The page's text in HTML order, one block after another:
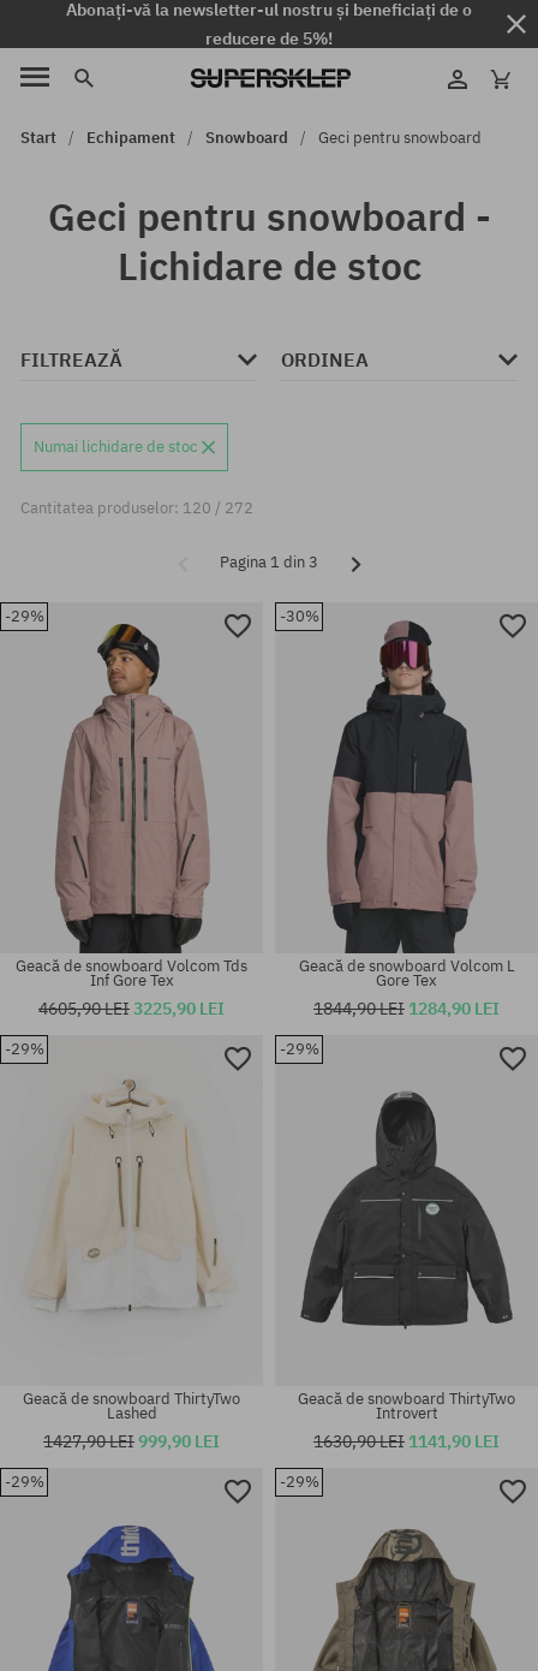
Abonați-vă la newsletter-ul nostru și beneficiați de o
reducere de 5%!
Start Echipament Snowboard Geci pentru snowboard
Geci pentru snowboard -
Lichidare de stoc
FILTREAZĂ ORDINEA
Numai lichidare de stoc
Cantitatea produselor: 120 / 272
Pagina 1 din 3
-29%
Mărimi existente:
Geacă de snowboard Volcom Tds
Inf Gore Tex
4605,90 LEI3225,90 LEI
-30%
Mărimi existente:
Geacă de snowboard Volcom L
Gore Tex
1844,90 LEI 1284,90 LEI
-29%
Geacă de snowboard ThirtyTwo
Lashed
1427,90 LEI999,90 LEI
-29%
Geacă de snowboard ThirtyTwo
Introvert
1630,90 LEI 1141,90 LEI
-29% -29%